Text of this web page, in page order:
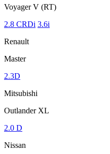
Voyager V (RT)
2.8 CRDi 3.6i
Renault
Master
2.3D
Mitsubishi
Outlander XL
2.0 D
Nissan